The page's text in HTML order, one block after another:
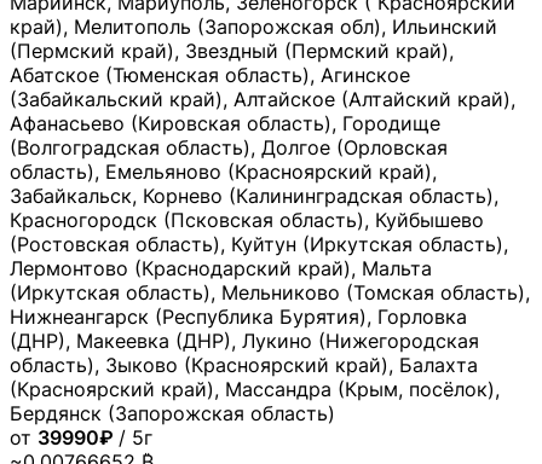
край), Мелитополь (Запорожская обл), Ильинский
(Пермский край), Звездный (Пермский край),
Абатское (Тюменская область), Агинское
(Забайкальский край), Алтайское (Алтайский край),
Афанасьево (Кировская область), Городище
(Волгоградская область), Долгое (Орловская
область), Емельяново (Красноярский край),
Забайкальск, Корнево (Калининградская область),
Красногородск (Псковская область), Куйбышево
(Ростовская область), Куйтун (Иркутская область),
Лермонтово (Краснодарский край), Мальта
(Иркутская область), Мельниково (Томская область),
Нижнеангарск (Республика Бурятия), Горловка
(ДНР), Макеевка (ДНР), Лукино (Нижегородская
область), Зыково (Красноярский край), Балахта
(Красноярский край), Массандра (Крым, посёлок),
Бердянск (Запорожская область)
от 39990₽ / 5г